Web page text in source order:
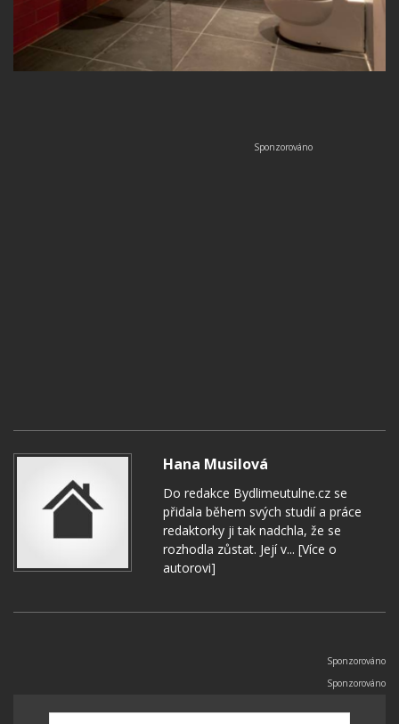
Hana Musilová
Do redakce Bydlimeutulne.cz se
přidala během svých studií a práce
redaktorky ji tak nadchla, že se
rozhodla zůstat. Její v... [Více o
autorovi]